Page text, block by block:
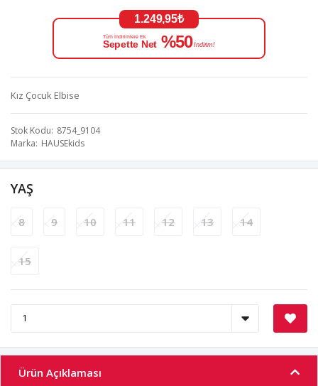
1.249,95₺
Tüm İndirimlere Ek
Sepette Net %50 İndirim!
Kız Çocuk Elbise
Stok Kodu 8754_9104
Marka HAUSEkids
YAŞ
8 9 10 11 12 13 14
15
Ürün Açıklaması